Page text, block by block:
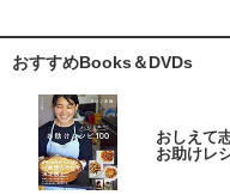
おすすめBooks＆DVDs
おしえて
お助けレ